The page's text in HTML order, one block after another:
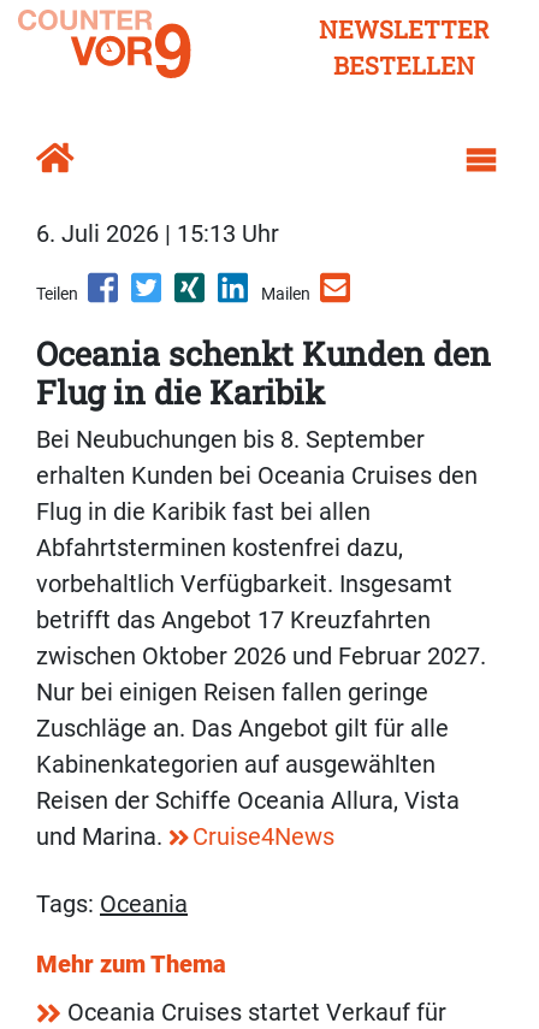
NEWSLETTER
BESTELLEN
6. Juli 2026 | 15:13 Uhr
Teilen Mailen
Oceania schenkt Kunden den
Flug in die Karibik
Bei Neubuchungen bis 8. September
erhalten Kunden bei Oceania Cruises den
Flug in die Karibik fast bei allen
Abfahrtsterminen kostenfrei dazu,
vorbehaltlich Verfügbarkeit. Insgesamt
betrifft das Angebot 17 Kreuzfahrten
zwischen Oktober 2026 und Februar 2027.
Nur bei einigen Reisen fallen geringe
Zuschläge an. Das Angebot gilt für alle
Kabinenkategorien auf ausgewählten
Reisen der Schiffe Oceania Allura, Vista
und Marina.
Cruise4News
Tags: Oceania
Mehr zum Thema
Oceania Cruises startet Verkauf für